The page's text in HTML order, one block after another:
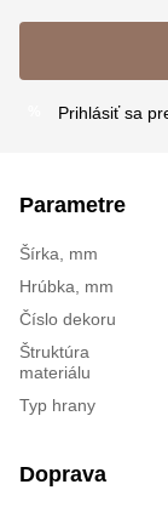
Prihlásiť sa
Parametre
Šírka, mm
Hrúbka, mm
Číslo dekoru
Štruktúra
materiálu
Typ hrany
Doprava